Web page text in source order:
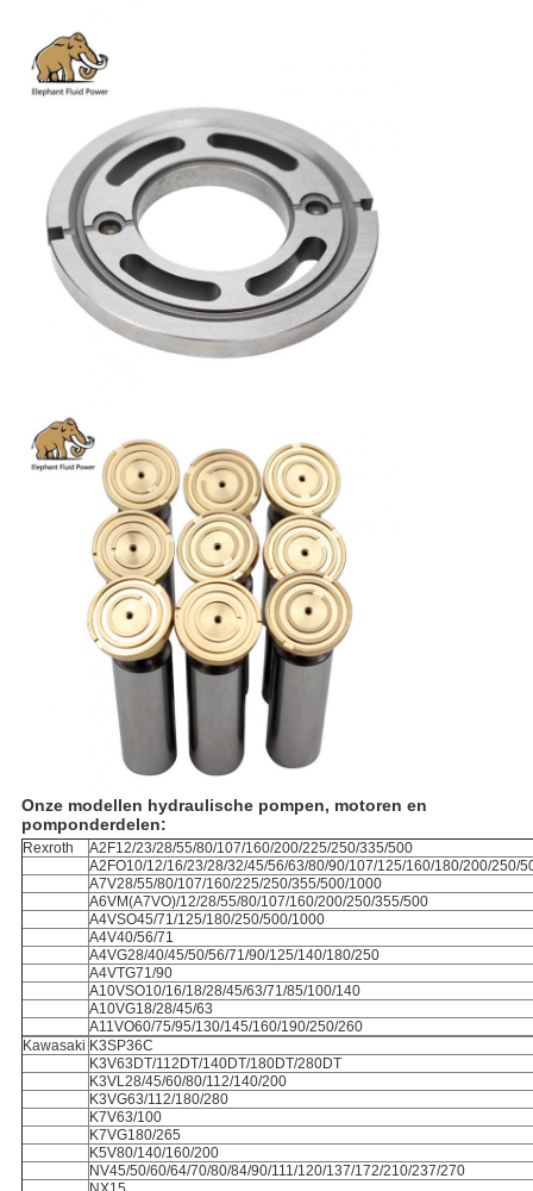
Onze modellen hydraulische pompen, motoren en
pomponderdelen:
Rexroth
A2F12/23/28/55/80/107/160/200/225/250/335/500
A2FO10/12/16/23/28/32/45/56/63/80/90/107/125/160/180/200/250/
A7V28/55/80/107/160/225/250/355/500/1000
A6VM(A7VO)/12/28/55/80/107/160/200/250/355/500
A4VSO45/71/125/180/250/500/1000
A4V40/56/71
A4VG28/40/45/50/56/71/90/125/140/180/250
A4VTG71/90
A10VSO10/16/18/28/45/63/71/85/100/140
A10VG18/28/45/63
A11VO60/75/95/130/145/160/190/250/260
Kawasaki K3SP36C
K3V63DT/112DT/140DT/180DT/280DT
K3VL28/45/60/80/112/140/200
K3VG63/112/180/280
K7V63/100
K7VG180/265
K5V80/140/160/200
NV45/50/60/64/70/80/84/90/111/120/137/172/210/237/270